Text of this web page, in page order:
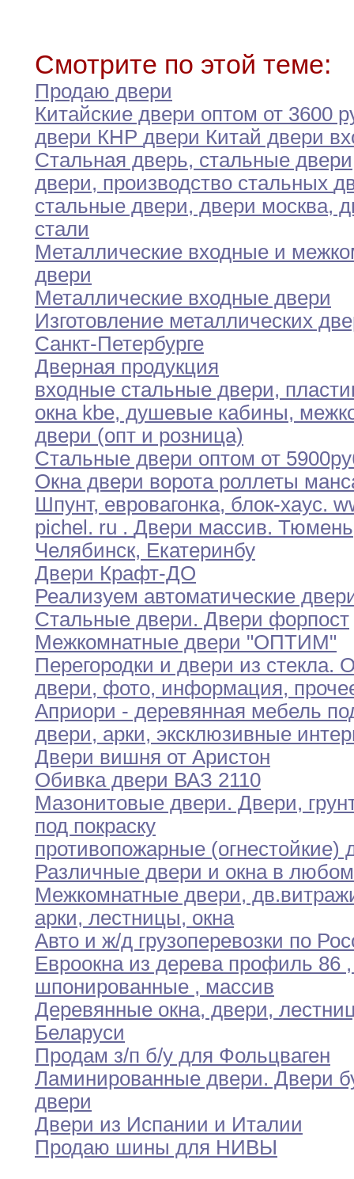
Смотрите по этой теме:
Продаю двери
Китайские двери оптом от 3600
двери КНР двери Китай двери
Стальная дверь, стальные двери
двери, производство стальных
cтальные двери, двери москва,
стали
Металлические входные и
двери
Металлические входные двери
Изготовление металлических
Санкт-Петербурге
Дверная продукция
входные стальные двери,
окна kbe, душевые кабины,
двери (опт и розница)
Стальные двери оптом от
Окна двери ворота роллеты
Шпунт, евровагонка, блок-хаус.
pichel . ru . Двери массив. Тюмень
Челябинск, Екатеринбу
Двери Крафт-ДО
Реализуем автоматические
Стальные двери. Двери форпост
Межкомнатные двери "ОПТИМ"
Перегородки и двери из стекла.
двери, фото, информация,
Априори - деревянная мебель
двери, арки, эксклюзивные
Двери вишня от Аристон
Обивка двери ВАЗ 2110
Мазонитовые двери. Двери,
под покраску
противопожарные (огнестойкие)
Различные двери и окна в
Межкомнатные двери, дв.
арки, лестницы, окна
Авто и ж/д грузоперевозки по
Евроокна из дерева профиль 86 ,
шпонированные , массив
Деревянные окна, двери,
Беларуси
Продам з/п б/у для Фольцваген
Ламинированные двери. Двери
двери
Двери из Испании и Италии
Продаю шины для НИВЫ